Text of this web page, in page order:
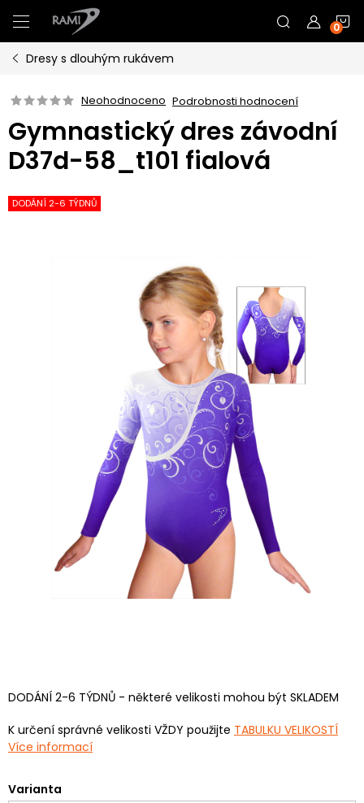
na
obsah
Dresy s dlouhým rukávem
Neohodnoceno Podrobnosti hodnocení
Gymnastický dres závodní
D37d-58_t101 fialová
DODÁNÍ 2-6 TÝDNŮ
DODÁNÍ 2-6 TÝDNŮ - některé velikosti mohou být SKLADEM
K určení správné velikosti VŽDY použijte TABULKU VELIKOSTÍ
Více informací
Varianta